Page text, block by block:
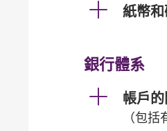
紙幣
銀行體系
帳戶
（包